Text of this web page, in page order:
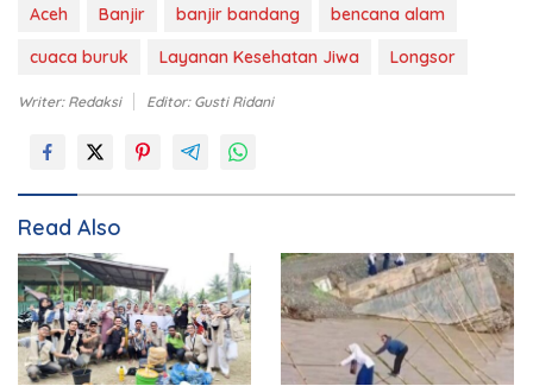
Aceh Banjir banjir bandang
bencana alam
cuaca buruk
Layanan Kesehatan Jiwa Longsor
Writer: Redaksi Editor: Gusti Ridani
Read Also